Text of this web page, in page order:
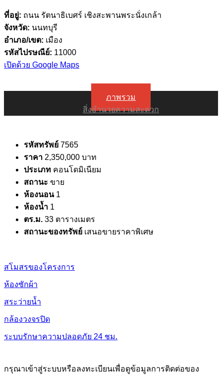
ที่อยู่: ถนน รัตนาธิเบศร์ เชิงสะพานพระนั่งเกล้า
จังหวัด: นนทบุรี
อำเภอ/เขต: เมือง
รหัสไปรษณีย์: 11000
เปิดด้วย Google Maps
ภาพรวม
สิ่งอำนวยความสะดวก
รหัสทรัพย์ 7565
ราคา 2,350,000 บาท
ประเภท คอนโดมิเนียม
สถานะ ขาย
ห้องนอน 1
ห้องน้ำ 1
ตร.ม. 33 ตารางเมตร
สถานะของทรัพย์ เสนอขายราคาพิเศษ
สโมสรของโครงการ
ห้องซักผ้า
สระว่ายน้ำ
กล้องวงจรปิด
ระบบรักษาความปลอดภัย 24 ชม.
กรุณาเข้าสู่ระบบหรือลงทะเบียนเพื่อดูข้อมูลการติดต่อของ